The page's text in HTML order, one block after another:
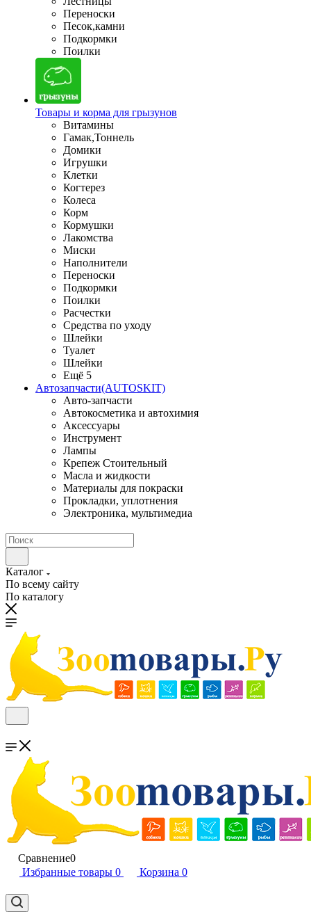
Переноски
Песок,камни
Подкормки
Поилки
Товары и корма для грызунов
Витамины
Гамак,Тоннель
Домики
Игрушки
Клетки
Когтерез
Колеса
Корм
Кормушки
Лакомства
Миски
Наполнители
Переноски
Подкормки
Поилки
Расчестки
Средства по уходу
Шлейки
Туалет
Шлейки
Ещё 5
Автозапчасти(AUTOSKIT)
Авто-запчасти
Автокосметика и автохимия
Аксессуары
Инструмент
Лампы
Крепеж Стоительный
Масла и жидкости
Материалы для покраски
Прокладки, уплотнения
Электроника, мультимедиа
Каталог
По всему сайту
По каталогу
Сравнение0
Избранные товары 0 Корзина 0